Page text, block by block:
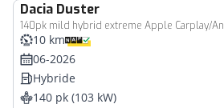
Dacia Duster
140pk mild hybrid extreme Apple Carplay/
10 km
06-2026
Hybride
140 pk (103 kW)